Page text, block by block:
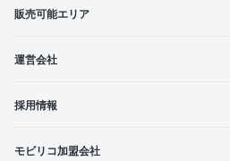
販売可能エリア
運営会社
採用情報
モビリコ加盟会社